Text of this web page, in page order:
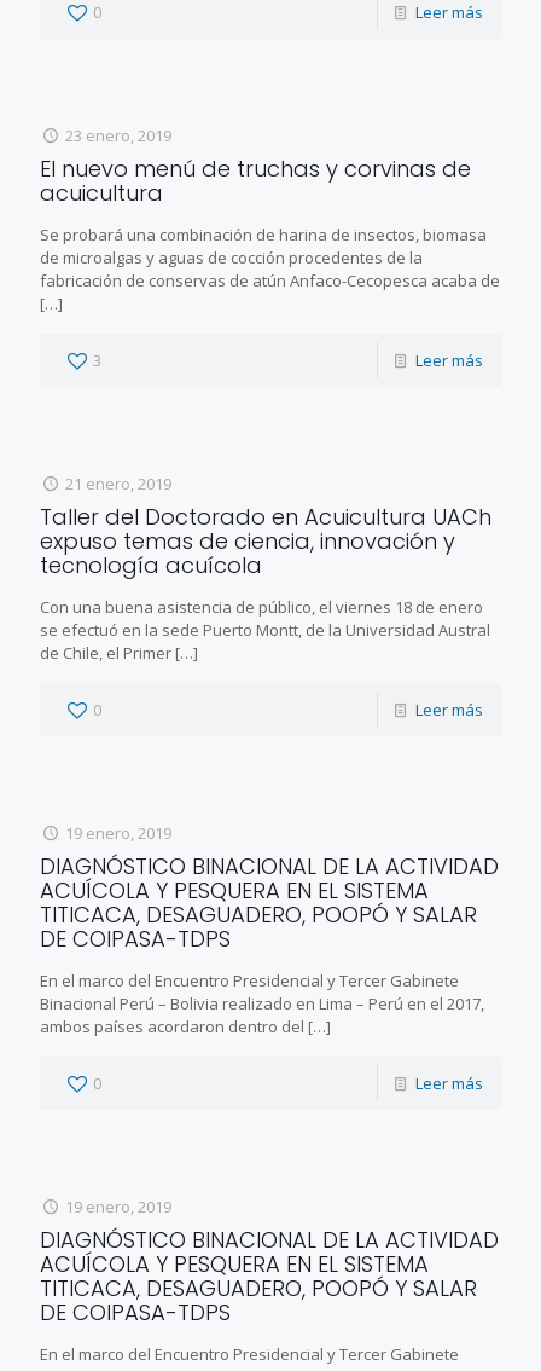
0 Leer más
23 enero, 2019
El nuevo menú de truchas y corvinas de
acuicultura
Se probará una combinación de harina de insectos, biomasa
de microalgas y aguas de cocción procedentes de la
fabricación de conservas de atún Anfaco-Cecopesca acaba de
[…]
3 Leer más
21 enero, 2019
Taller del Doctorado en Acuicultura UACh
expuso temas de ciencia, innovación y
tecnología acuícola
Con una buena asistencia de público, el viernes 18 de enero
se efectuó en la sede Puerto Montt, de la Universidad Austral
de Chile, el Primer […]
0 Leer más
19 enero, 2019
DIAGNÓSTICO BINACIONAL DE LA ACTIVIDAD
ACUÍCOLA Y PESQUERA EN EL SISTEMA
TITICACA, DESAGUADERO, POOPÓ Y SALAR
DE COIPASA-TDPS
En el marco del Encuentro Presidencial y Tercer Gabinete
Binacional Perú – Bolivia realizado en Lima – Perú en el 2017,
ambos países acordaron dentro del […]
0 Leer más
19 enero, 2019
DIAGNÓSTICO BINACIONAL DE LA ACTIVIDAD
ACUÍCOLA Y PESQUERA EN EL SISTEMA
TITICACA, DESAGUADERO, POOPÓ Y SALAR
DE COIPASA-TDPS
En el marco del Encuentro Presidencial y Tercer Gabinete